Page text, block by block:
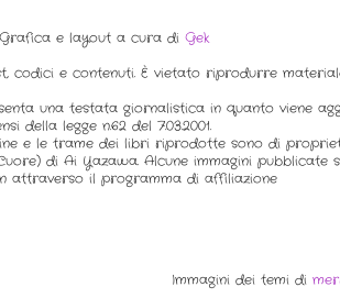
Grafica e layout a cura di Gek
codici e contenuti. È vietato riprodurre
una testata giornalistica in quanto viene
della legge n.62 del 7.03.2001.
e le trame dei libri riprodotte sono di
di Ai Yazawa. Alcune immagini
attraverso il programma di affiliazione
Immagini dei temi di